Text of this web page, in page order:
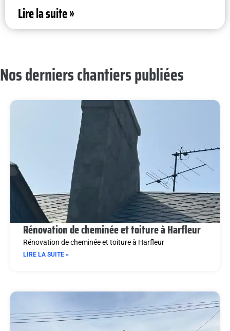
Lire la suite »
Nos derniers chantiers publiées
Rénovation de cheminée et toiture à Harfleur
Rénovation de cheminée et toiture à Harfleur
LIRE LA SUITE »